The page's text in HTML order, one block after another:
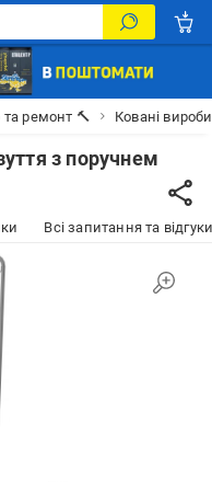
та ремонт 🔨 Ковані вироби
з поручнем
Всі запитання та